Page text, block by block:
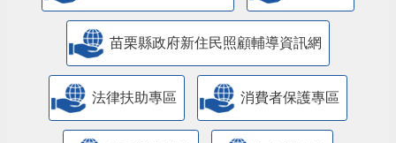
苗栗縣政府新住民照顧輔導資訊網
法律扶助專區 消費者保護專區